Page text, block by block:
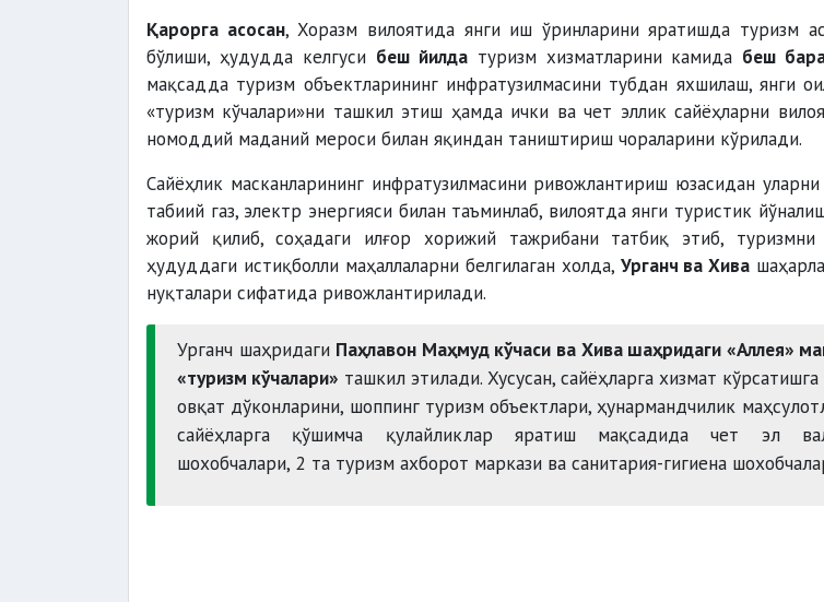
Қарорга асосан, Хоразм вилоятида янги иш ўринларини яратишда туризм
бўлиши, ҳудудда келгуси беш йилдатуризм хизматларини камида беш
мақсадда туризм объектларининг инфратузилмасини тубдан яхшилаш, янги
«туризм кўчалари»ни ташкил этиш ҳамда ички ва чет эллик сайёҳларни
номоддий маданий мероси билан яқиндан таништириш чораларини кўрилади.
Сайёҳлик масканларининг инфратузилмасини ривожлантириш юзасидан
табиий газ, электр энергияси билан таъминлаб, вилоятда янги туристик
жорий қилиб, соҳадаги илғор хорижий тажрибани татбиқ этиб,
ҳудуддаги истиқболли маҳаллаларни белгилаган холда, Урганч ва Хива
нуқталари сифатида ривожлантирилади.
Урганч шаҳридаги Паҳлавон Маҳмуд кўчаси ва Хива шаҳридаги «Аллея»
«туризм кўчалари» ташкил этилади. Хусусан, сайёҳларга хизмат
овқат дўконларини, шоппинг туризм объектлари, ҳунармандчилик
сайёҳларга қўшимча қулайликлар яратиш мақсадида чет эл
шохобчалари, 2 та туризм ахборот маркази ва санитария-гигиена